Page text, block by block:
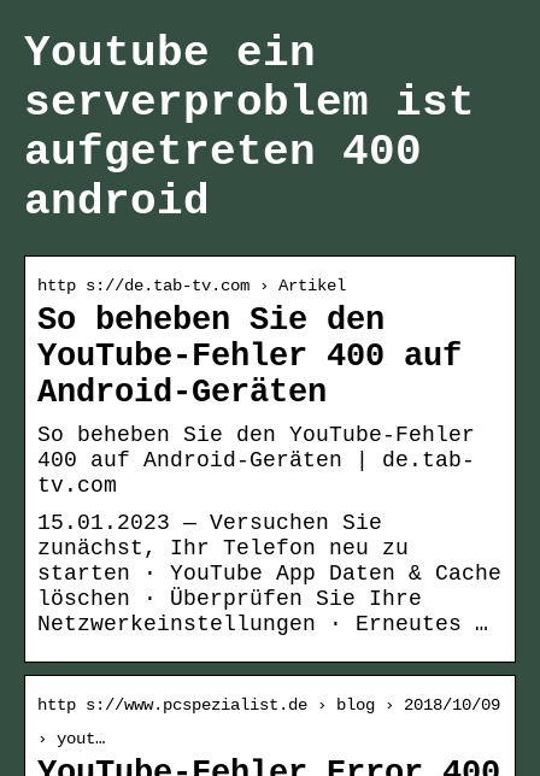
Youtube ein
serverproblem ist
aufgetreten 400
android
http s://de.tab-tv.com › Artikel
So beheben Sie den
YouTube-Fehler 400 auf
Android-Geräten
So beheben Sie den YouTube-Fehler
400 auf Android-Geräten | de.tab-
tv.com
15.01.2023 — Versuchen Sie
zunächst, Ihr Telefon neu zu
starten · YouTube App Daten & Cache
löschen · Überprüfen Sie Ihre
Netzwerkeinstellungen · Erneutes …
http s://www.pcspezialist.de › blog › 2018/10/09
› yout…